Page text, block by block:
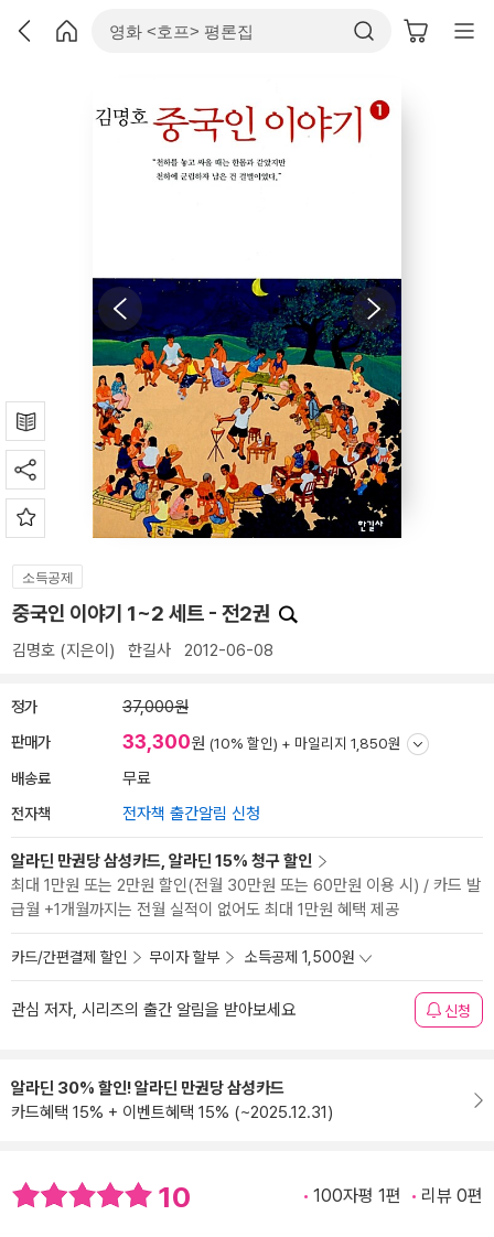
소득공제
중국인 이야기 1~2 세트 - 전2권
김명호 (지은이) 한길사 2012-06-08
정가 37,000원
판매가 33,300원 (10% 할인) + 마일리지 1,850원
배송료 무료
전자책 전자책 출간알림 신청
알라딘 만권당 삼성카드, 알라딘 15% 청구 할인
최대 1만원 또는 2만원 할인(전월 30만원 또는 60만원 이용 시) / 카드 발
급월 +1개월까지는 전월 실적이 없어도 최대 1만원 혜택 제공
카드/간편결제 할인 무이자 할부 소득공제 1,500원
관심 저자, 시리즈의 출간 알림을 받아보세요 신청
알라딘 30% 할인! 알라딘 만권당 삼성카드
카드혜택 15% + 이벤트혜택 15% (~2025.12.31)
10 100자평 1편 리뷰 0편